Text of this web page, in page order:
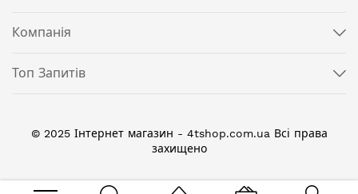
Компанія
Топ Запитів
© 2025 Інтернет магазин - 4tshop.com.ua Всі права
захищено